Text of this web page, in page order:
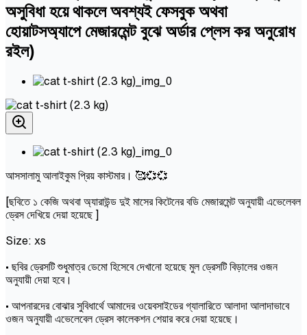
অসুবিধা হয়ে থাকলে অবশ্যই ফেসবুক অথবা
হোয়াটসঅ্যাপে মেজারমেন্ট বুঝে অর্ডার প্লেস কর অনুরোধ
রইল)
আসসালামু আলাইকুম প্রিয় কাস্টমার। 🥰💞💞
[ছবিতে ১ কেজি অথবা অ্যারাউন্ড দুই মাসের কিটেনের বডি মেজারমেন্ট অনুযায়ী এভেলেবল
ড্রেস দেখিয়ে দেয়া হয়েছে ]
Size: xs
• ছবির ড্রেসটি শুধুমাত্র ডেমো হিসেবে দেখানো হয়েছে মুল ড্রেসটি বিড়ালের ওজন
অনুযায়ী দেয়া হবে।
• আপনারদের বোঝার সুবিধার্থে আমাদের ওয়েবসাইডের গ্যালারিতে আলাদা আলাদাভাবে
ওজন অনুযায়ী এভেলেবেল ড্রেস কালেকশন শেয়ার করে দেয়া হয়েছে।